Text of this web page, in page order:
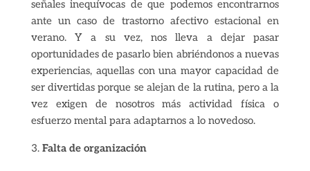
señales inequívocas de que podemos encontrarnos
ante un caso de trastorno afectivo estacional en
verano. Y a su vez, nos lleva a dejar pasar
oportunidades de pasarlo bien abriéndonos a nuevas
experiencias, aquellas con una mayor capacidad de
ser divertidas porque se alejan de la rutina, pero a la
vez exigen de nosotros más actividad física o
esfuerzo mental para adaptarnos a lo novedoso.
Falta de organización